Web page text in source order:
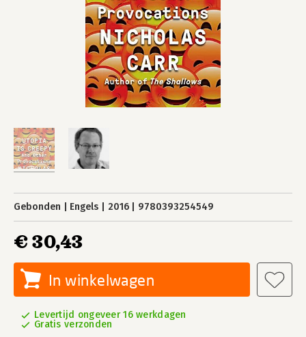
Gebonden Engels 2016 9780393254549
€ 30,43
In winkelwagen
Levertijd ongeveer 16 werkdagen
Gratis verzonden